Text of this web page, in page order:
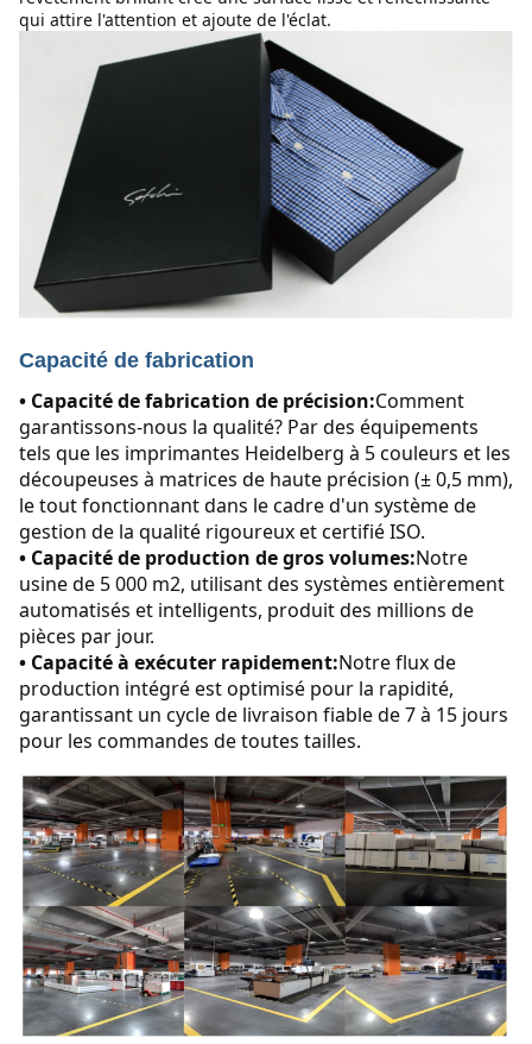
qui attire l'attention et ajoute de l'éclat.
Capacité de fabrication
• Capacité de fabrication de précision:Comment
garantissons-nous la qualité? Par des équipements
tels que les imprimantes Heidelberg à 5 couleurs et les
découpeuses à matrices de haute précision (± 0,5 mm),
le tout fonctionnant dans le cadre d'un système de
gestion de la qualité rigoureux et certifié ISO.
• Capacité de production de gros volumes:Notre
usine de 5 000 m2, utilisant des systèmes entièrement
automatisés et intelligents, produit des millions de
pièces par jour.
• Capacité à exécuter rapidement:Notre flux de
production intégré est optimisé pour la rapidité,
garantissant un cycle de livraison fiable de 7 à 15 jours
pour les commandes de toutes tailles.